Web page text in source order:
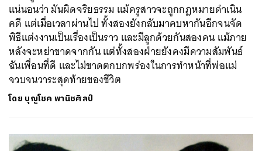
แน่นอนว่า มันผิดจริยธรรม แม้ครูสาวจะถูกกฎหมายดำเนิน
คดี แต่เมื่อเวลาผ่านไป ทั้งสองยังกลับมาคบหากันอีกจนจัด
พิธีแต่งงานเป็นเรื่องเป็นราว และมีลูกด้วยกันสองคน แม้ภาย
หลังจะหย่าขาดจากกัน แต่ทั้งสองฝ่ายยังคงมีความสัมพันธ์
ฉันเพื่อนที่ดี และไม่ขาดตกบกพร่องในการทำหน้าที่พ่อแม่
จวบจนวาระสุดท้ายของชีวิต
โดย บุญโชค พานิชศิลป์